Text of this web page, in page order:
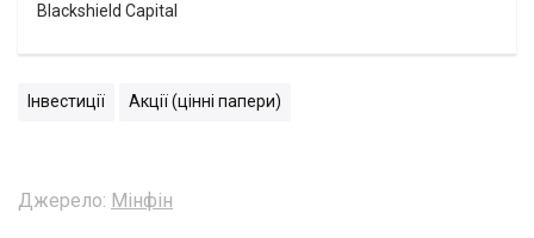
Blackshield Capital
Інвестиції Акції (цінні папери)
Джерело: Мінфін